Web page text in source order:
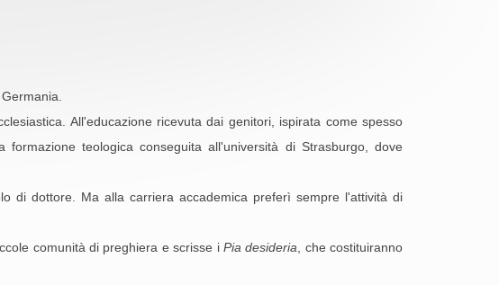
All'educazione ricevuta dai genitori, ispirata come spesso
teologica conseguita all'università di Strasburgo, dove
di dottore. Ma alla carriera accademica preferì sempre l'attività di
comunità di preghiera e scrisse i Pia desideria , che costituiranno